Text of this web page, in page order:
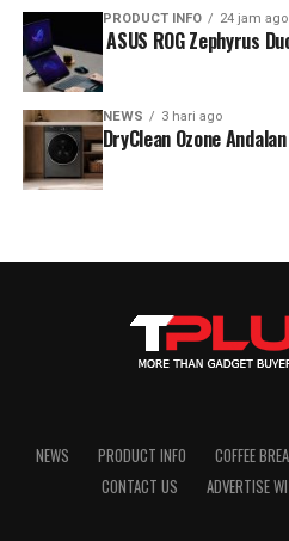
RELATED TOPICS: SMARTPHONE
PRODUCT INFO 24 jam ago
ASUS ROG Zephyrus
NEWS 3 hari ago
DryClean Ozone
NEWS PRODUCT INFO COFFEE
CONTACT US
ADVERTISE